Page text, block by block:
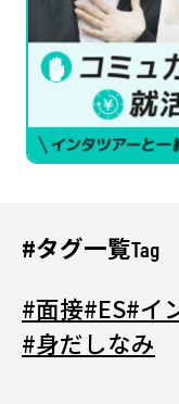
Tag
#タグ一覧
#面接#ES#イ
#身だしなみ